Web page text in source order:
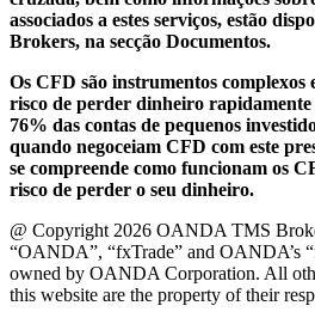
associados a estes serviços, estão
Brokers, na secção Documentos.
Os CFD são instrumentos complexos
risco de perder dinheiro rapidamente
76% das contas de pequenos
quando negoceiam CFD com este
se compreende como funcionam os
risco de perder o seu dinheiro.
@ Copyright 2026 OANDA TMS
“OANDA”, “fxTrade” and OANDA’s
owned by OANDA Corporation. All
this website are the property of their